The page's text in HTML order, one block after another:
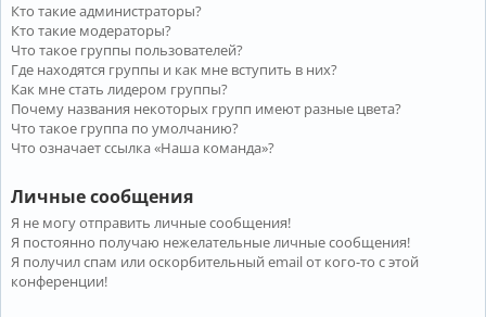
Кто такие администраторы?
Кто такие модераторы?
Что такое группы пользователей?
Где находятся группы и как мне вступить в них?
Как мне стать лидером группы?
Почему названия некоторых групп имеют разные цвета?
Что такое группа по умолчанию?
Что означает ссылка «Наша команда»?
Личные сообщения
Я не могу отправить личные сообщения!
Я постоянно получаю нежелательные личные сообщения!
Я получил спам или оскорбительный email от кого-то с этой
конференции!